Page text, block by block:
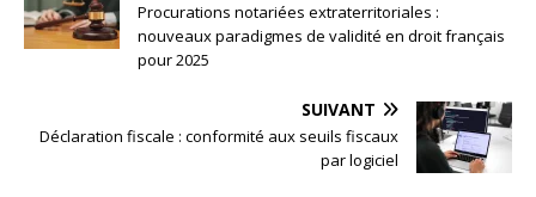
Procurations notariées extraterritoriales :
nouveaux paradigmes de validité en droit français
pour 2025
SUIVANT
Déclaration fiscale : conformité aux seuils fiscaux
par logiciel